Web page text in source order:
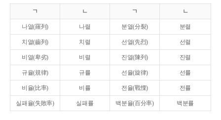
ㄱ ㄴ ㄱ ㄴ
나열(羅列) 나렬 분열(分裂) 분렬
치열(齒列) 치렬 선열(先烈) 선렬
비열(卑劣) 비렬 진열(陳列) 진렬
규율(規律) 규률 선율(旋律) 선률
비율(比率) 비률 전율(戰慄) 전률
실패율(失敗率) 실패률 백분율(百分率) 백분률